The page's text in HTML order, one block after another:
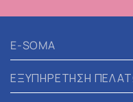
E-SOMA
ΕΞΥΠΗΡΕΤΗΣΗ